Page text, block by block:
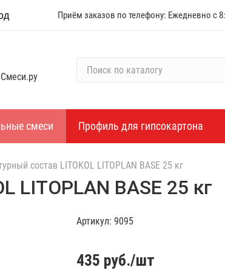
Приём заказов по телефону: Ежедневно с
с
к
к
а
т
л
смеси Профиль для гипсокартона
состав LITOKOL LITOPLAN BASE 25 кг
LITOPLAN BASE 25 кг
Артикул: 9095
435 руб./шт